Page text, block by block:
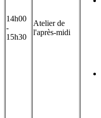
14h00
-
15h30
Atelier de
l'après-midi